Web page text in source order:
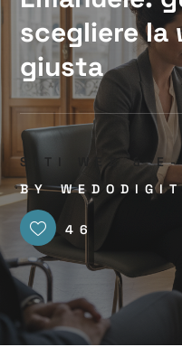
scegliere la
giusta
SITI WEB & E-
BY
46